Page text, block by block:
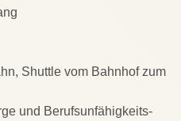
Shuttle vom Bahnhof zum
und Berufsunfähigkeits­